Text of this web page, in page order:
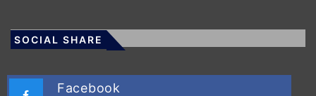
SOCIAL SHARE
Facebook